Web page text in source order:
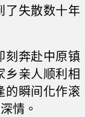
了失散数十年
奔赴中原镇
乡亲人顺利相
的瞬间化作滚
情。